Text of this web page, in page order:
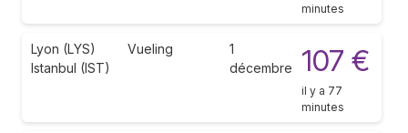
minutes
Lyon (LYS)
Istanbul (IST)
Vueling
1
décembre
107 €
il y a 77
minutes